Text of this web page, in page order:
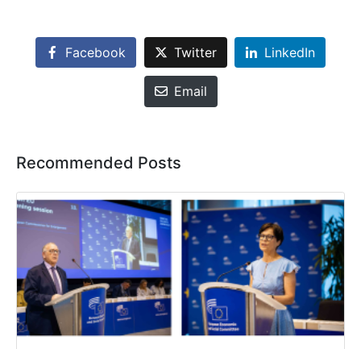
Facebook Twitter LinkedIn
Email
Recommended Posts